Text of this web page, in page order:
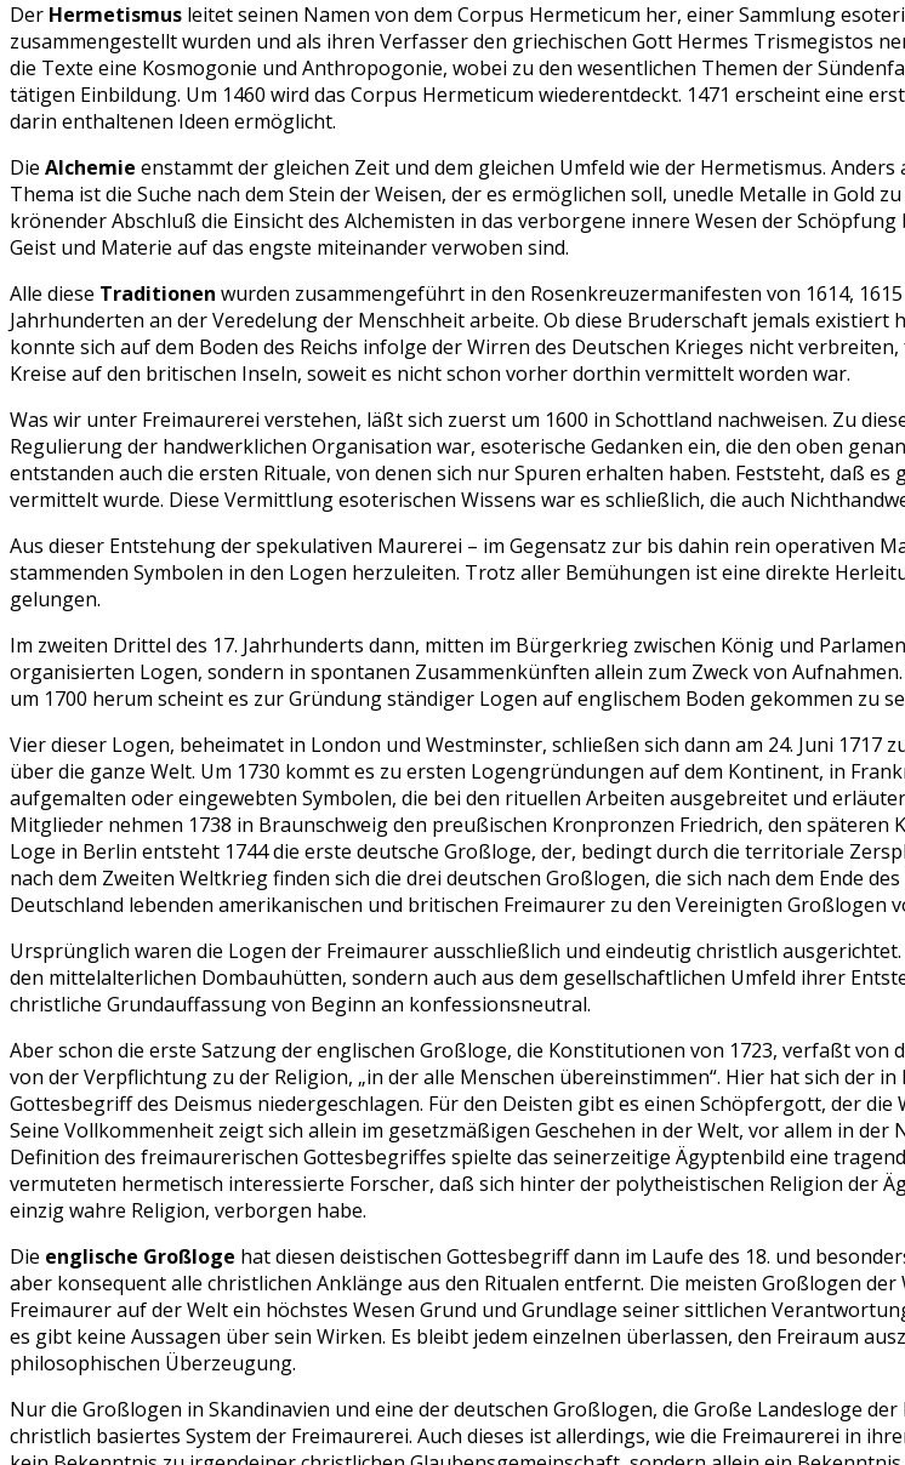
Der Hermetismus leitet seinen Namen von dem Corpus Hermeticum her, einer Sammlung
zusammengestellt wurden und als ihren Verfasser den griechischen Gott Hermes Trismegistos
die Texte eine Kosmogonie und Anthropogonie, wobei zu den wesentlichen Themen der
tätigen Einbildung. Um 1460 wird das Corpus Hermeticum wiederentdeckt. 1471 erscheint eine
darin enthaltenen Ideen ermöglicht.
Die Alchemie enstammt der gleichen Zeit und dem gleichen Umfeld wie der Hermetismus.
Thema ist die Suche nach dem Stein der Weisen, der es ermöglichen soll, unedle Metalle in Gold
krönender Abschluß die Einsicht des Alchemisten in das verborgene innere Wesen der
Geist und Materie auf das engste miteinander verwoben sind.
Alle diese Traditionen wurden zusammengeführt in den Rosenkreuzermanifesten von 1614,
Jahrhunderten an der Veredelung der Menschheit arbeite. Ob diese Bruderschaft jemals
konnte sich auf dem Boden des Reichs infolge der Wirren des Deutschen Krieges nicht
Kreise auf den britischen Inseln, soweit es nicht schon vorher dorthin vermittelt worden war.
Was wir unter Freimaurerei verstehen, läßt sich zuerst um 1600 in Schottland nachweisen. Zu
Regulierung der handwerklichen Organisation war, esoterische Gedanken ein, die den oben
entstanden auch die ersten Rituale, von denen sich nur Spuren erhalten haben. Feststeht, daß
vermittelt wurde. Diese Vermittlung esoterischen Wissens war es schließlich, die auch
Aus dieser Entstehung der spekulativen Maurerei – im Gegensatz zur bis dahin rein operativen
stammenden Symbolen in den Logen herzuleiten. Trotz aller Bemühungen ist eine direkte
gelungen.
Im zweiten Drittel des 17. Jahrhunderts dann, mitten im Bürgerkrieg zwischen König und
organisierten Logen, sondern in spontanen Zusammenkünften allein zum Zweck von
um 1700 herum scheint es zur Gründung ständiger Logen auf englischem Boden gekommen zu
Vier dieser Logen, beheimatet in London und Westminster, schließen sich dann am 24. Juni
über die ganze Welt. Um 1730 kommt es zu ersten Logengründungen auf dem Kontinent, in
aufgemalten oder eingewebten Symbolen, die bei den rituellen Arbeiten ausgebreitet und
Mitglieder nehmen 1738 in Braunschweig den preußischen Kronpronzen Friedrich, den
Loge in Berlin entsteht 1744 die erste deutsche Großloge, der, bedingt durch die territoriale
nach dem Zweiten Weltkrieg finden sich die drei deutschen Großlogen, die sich nach dem Ende
Deutschland lebenden amerikanischen und britischen Freimaurer zu den Vereinigten Großlogen
Ursprünglich waren die Logen der Freimaurer ausschließlich und eindeutig christlich
den mittelalterlichen Dombauhütten, sondern auch aus dem gesellschaftlichen Umfeld ihrer
christliche Grundauffassung von Beginn an konfessionsneutral.
Aber schon die erste Satzung der englischen Großloge, die Konstitutionen von 1723, verfaßt
von der Verpflichtung zu der Religion, „in der alle Menschen übereinstimmen“. Hier hat sich der
Gottesbegriff des Deismus niedergeschlagen. Für den Deisten gibt es einen Schöpfergott, der
Seine Vollkommenheit zeigt sich allein im gesetzmäßigen Geschehen in der Welt, vor allem in
Definition des freimaurerischen Gottesbegriffes spielte das seinerzeitige Ägyptenbild eine
vermuteten hermetisch interessierte Forscher, daß sich hinter der polytheistischen Religion der
einzig wahre Religion, verborgen habe.
Die englische Großloge hat diesen deistischen Gottesbegriff dann im Laufe des 18. und
aber konsequent alle christlichen Anklänge aus den Ritualen entfernt. Die meisten Großlogen
Freimaurer auf der Welt ein höchstes Wesen Grund und Grundlage seiner sittlichen
es gibt keine Aussagen über sein Wirken. Es bleibt jedem einzelnen überlassen, den Freiraum
philosophischen Überzeugung.
Nur die Großlogen in Skandinavien und eine der deutschen Großlogen, die Große Landesloge
christlich basiertes System der Freimaurerei. Auch dieses ist allerdings, wie die Freimaurerei in